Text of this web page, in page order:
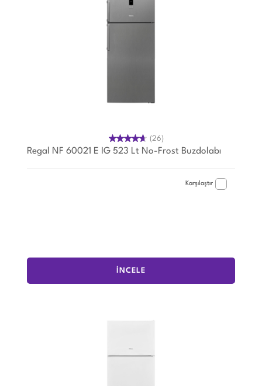
(26)
Regal NF 60021 E IG 523 Lt No-Frost Buzdolabı
Karşılaştır
İNCELE